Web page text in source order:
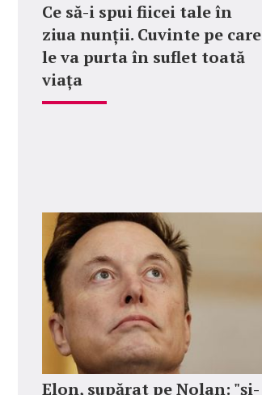
Ce să-i spui fiicei tale în
ziua nunții. Cuvinte pe care
le va purta în suflet toată
viața
Elon, supărat pe Nolan: "şi-